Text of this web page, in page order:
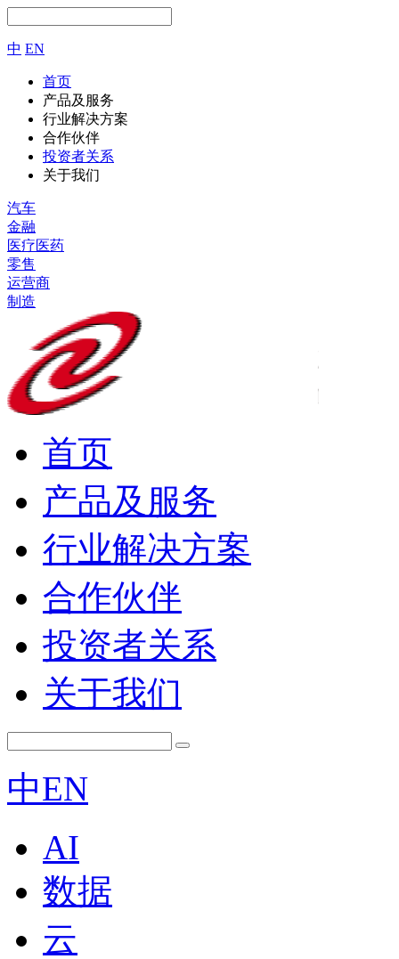
中 EN
首页
产品及服务
行业解决方案
合作伙伴
投资者关系
关于我们
汽车
金融
医疗医药
零售
运营商
制造
首页
产品及服务
行业解决方案
合作伙伴
投资者关系
关于我们
中EN
AI
数据
云